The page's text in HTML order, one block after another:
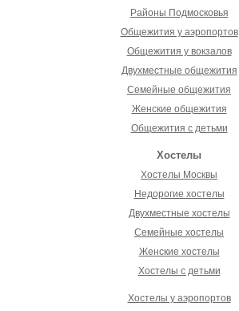
Районы Подмосковья
Общежития у аэропортов
Общежития у вокзалов
Двухместные общежития
Семейные общежития
Женские общежития
Общежития с детьми
Хостелы
Хостелы Москвы
Недорогие хостелы
Двухместные хостелы
Семейные хостелы
Женские хостелы
Хостелы с детьми
Хостелы у аэропортов